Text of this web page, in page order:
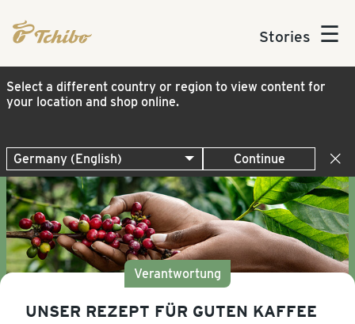
Stories ☰
Select a different country or region to view content for
your location and shop online.
Continue
Verantwortung
UNSER REZEPT FÜR GUTEN KAFFEE